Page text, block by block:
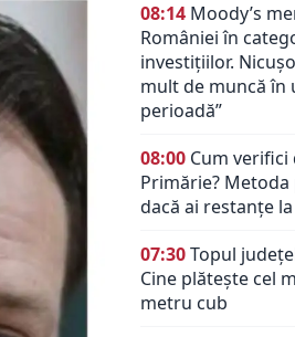
08:14 Moody’s
României în
investițiilor.
mult de muncă în
perioadă”
08:00 Cum verifici
Primărie?
dacă ai restanțe
07:30Topul
Cine plătește cel
metru cub